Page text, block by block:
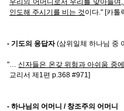
우리의 어머니로서 우리를 맞아들
인도해 주시기를 비는 것이다." [카톨
- 기도의 응답자(삼위일체 하나님 중
"…신자들은 온갖 위험과 아쉬움 중
교리서 제1편 p.368 #971]
- 하나님의 어머니 / 창조주의 어머니